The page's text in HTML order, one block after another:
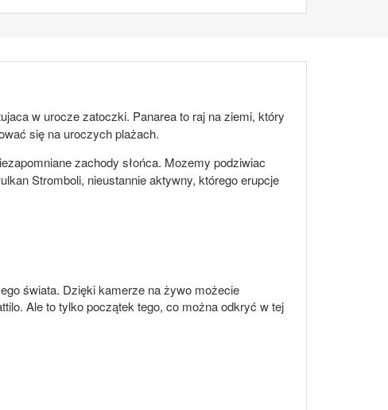
w urocze zatoczki. Panarea to raj na ziemi, który
się na uroczych plażach.
zachody słońca. Mozemy podziwiac
Stromboli, nieustannie aktywny, którego erupcje
świata. Dzięki kamerze na żywo możecie
Ale to tylko początek tego, co można odkryć w tej